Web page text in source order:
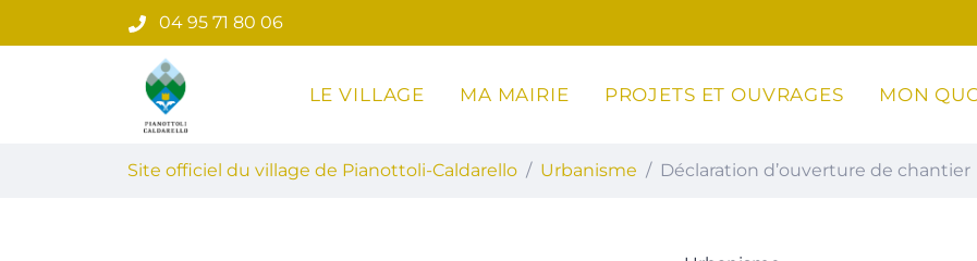
au
04 95 71 80 06
Site officiel du village de Pianottoli-Caldarello
LE VILLAGE MA MAIRIE PROJETS ET OUVRAGES MON
Site officiel du village de Pianottoli-Caldarello Urbanisme Déclaration d’ouverture de chantier